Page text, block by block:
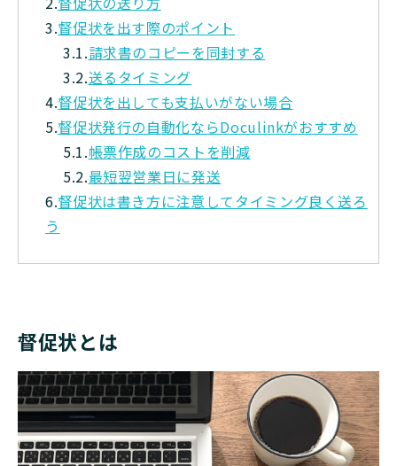
3.督促状を出す際のポイント
3.1.請求書のコピーを同封する
3.2.送るタイミング
4.督促状を出しても支払いがない場合
5.督促状発行の自動化ならDoculinkがおすすめ
5.1.帳票作成のコストを削減
5.2.最短翌営業日に発送
6.督促状は書き方に注意してタイミング良く送ろ
う
督促状とは